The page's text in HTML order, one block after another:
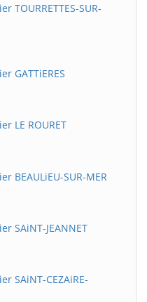
TOURRETTES-SUR-
GATTiERES
LE ROURET
BEAULiEU-SUR-MER
SAiNT-JEANNET
SAiNT-CEZAiRE-